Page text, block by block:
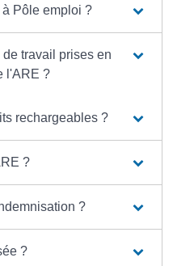
Pôle emploi ?
travail prises en
l'ARE ?
rechargeables ?
?
?
?